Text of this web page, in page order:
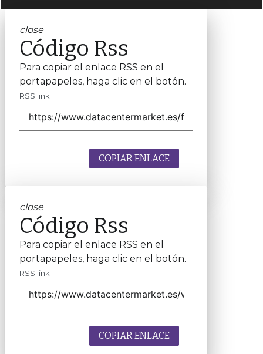
close
Código Rss
Para copiar el enlace RSS en el
portapapeles, haga clic en el botón.
RSS link
COPIAR ENLACE
close
Código Rss
Para copiar el enlace RSS en el
portapapeles, haga clic en el botón.
RSS link
COPIAR ENLACE